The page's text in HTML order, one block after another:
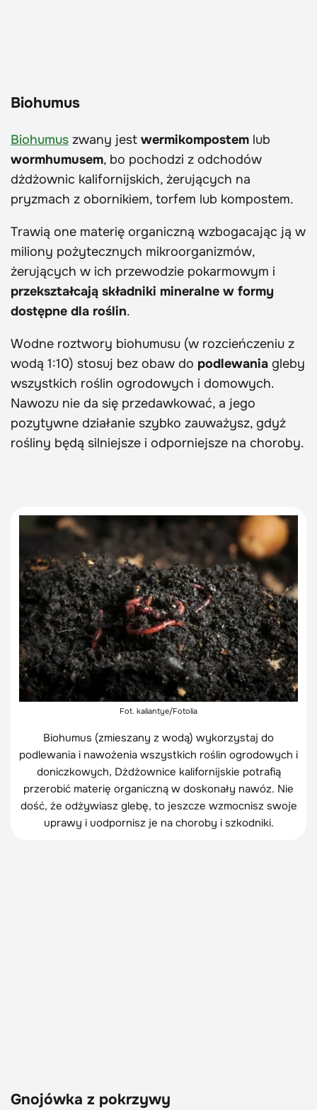
Biohumus
Biohumus zwany jest wermikompostem lub
wormhumusem, bo pochodzi z odchodów
dżdżownic kalifornijskich, żerujących na
pryzmach z obornikiem, torfem lub kompostem.
Trawią one materię organiczną wzbogacając ją w
miliony pożytecznych mikroorganizmów,
żerujących w ich przewodzie pokarmowym i
przekształcają składniki mineralne w formy
dostępne dla roślin.
Wodne roztwory biohumusu (w rozcieńczeniu z
wodą 1:10) stosuj bez obaw do podlewania gleby
wszystkich roślin ogrodowych i domowych.
Nawozu nie da się przedawkować, a jego
pozytywne działanie szybko zauważysz, gdyż
rośliny będą silniejsze i odporniejsze na choroby.
Fot. kaliantye/Fotolia
Biohumus (zmieszany z wodą) wykorzystaj do
podlewania i nawożenia wszystkich roślin ogrodowych i
doniczkowych, Dżdżownice kalifornijskie potrafią
przerobić materię organiczną w doskonały nawóz. Nie
dość, że odżywiasz glebę, to jeszcze wzmocnisz swoje
uprawy i uodpornisz je na choroby i szkodniki.
Gnojówka z pokrzywy